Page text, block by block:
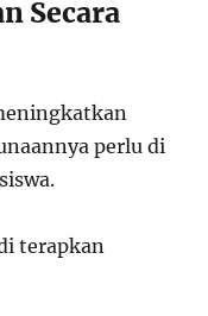
Secara
perlu di
terapkan